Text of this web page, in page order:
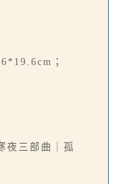
；
夜三部曲｜孤